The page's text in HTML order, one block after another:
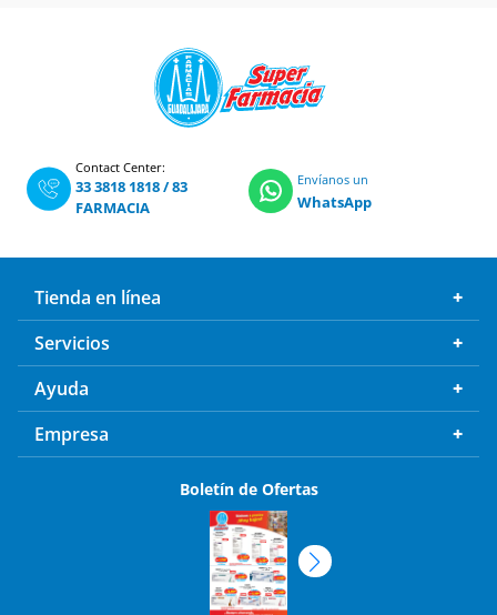
Contact Center:
33 3818 1818/83
FARMACIA
Envíanos un
WhatsApp
Tienda en línea
Servicios
Ayuda
Empresa
Boletín de Ofertas